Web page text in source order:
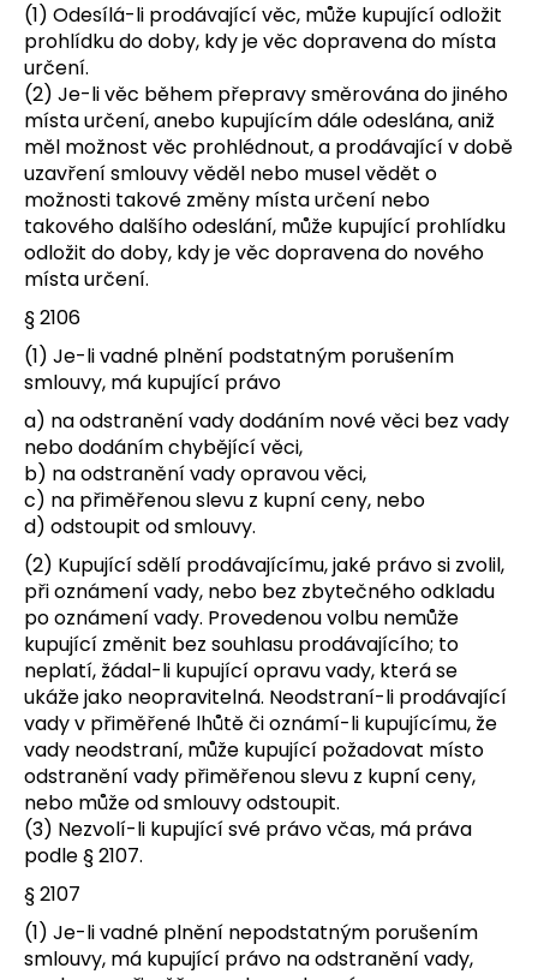
(1) Odesílá-li prodávající věc, může kupující odložit
prohlídku do doby, kdy je věc dopravena do místa
určení.
(2) Je-li věc během přepravy směrována do jiného
místa určení, anebo kupujícím dále odeslána, aniž
měl možnost věc prohlédnout, a prodávající v době
uzavření smlouvy věděl nebo musel vědět o
možnosti takové změny místa určení nebo
takového dalšího odeslání, může kupující prohlídku
odložit do doby, kdy je věc dopravena do nového
místa určení.
§ 2106
(1) Je-li vadné plnění podstatným porušením
smlouvy, má kupující právo
a) na odstranění vady dodáním nové věci bez vady
nebo dodáním chybějící věci,
b) na odstranění vady opravou věci,
c) na přiměřenou slevu z kupní ceny, nebo
d) odstoupit od smlouvy.
(2) Kupující sdělí prodávajícímu, jaké právo si zvolil,
při oznámení vady, nebo bez zbytečného odkladu
po oznámení vady. Provedenou volbu nemůže
kupující změnit bez souhlasu prodávajícího; to
neplatí, žádal-li kupující opravu vady, která se
ukáže jako neopravitelná. Neodstraní-li prodávající
vady v přiměřené lhůtě či oznámí-li kupujícímu, že
vady neodstraní, může kupující požadovat místo
odstranění vady přiměřenou slevu z kupní ceny,
nebo může od smlouvy odstoupit.
(3) Nezvolí-li kupující své právo včas, má práva
podle § 2107.
§ 2107
(1) Je-li vadné plnění nepodstatným porušením
smlouvy, má kupující právo na odstranění vady,